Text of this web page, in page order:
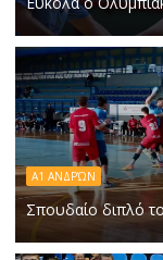
Α1 ΑΝΔΡΏΝ
Σπουδαίο διπλό